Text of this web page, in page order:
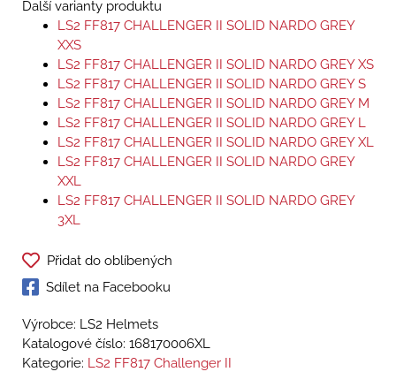
Další varianty produktu
LS2 FF817 CHALLENGER II SOLID NARDO GREY
XXS
LS2 FF817 CHALLENGER II SOLID NARDO GREY XS
LS2 FF817 CHALLENGER II SOLID NARDO GREY S
LS2 FF817 CHALLENGER II SOLID NARDO GREY M
LS2 FF817 CHALLENGER II SOLID NARDO GREY L
LS2 FF817 CHALLENGER II SOLID NARDO GREY XL
LS2 FF817 CHALLENGER II SOLID NARDO GREY
XXL
LS2 FF817 CHALLENGER II SOLID NARDO GREY
3XL
Přidat do oblíbených
Sdílet na Facebooku
Výrobce: LS2 Helmets
Katalogové číslo: 168170006XL
Kategorie: LS2 FF817 Challenger II